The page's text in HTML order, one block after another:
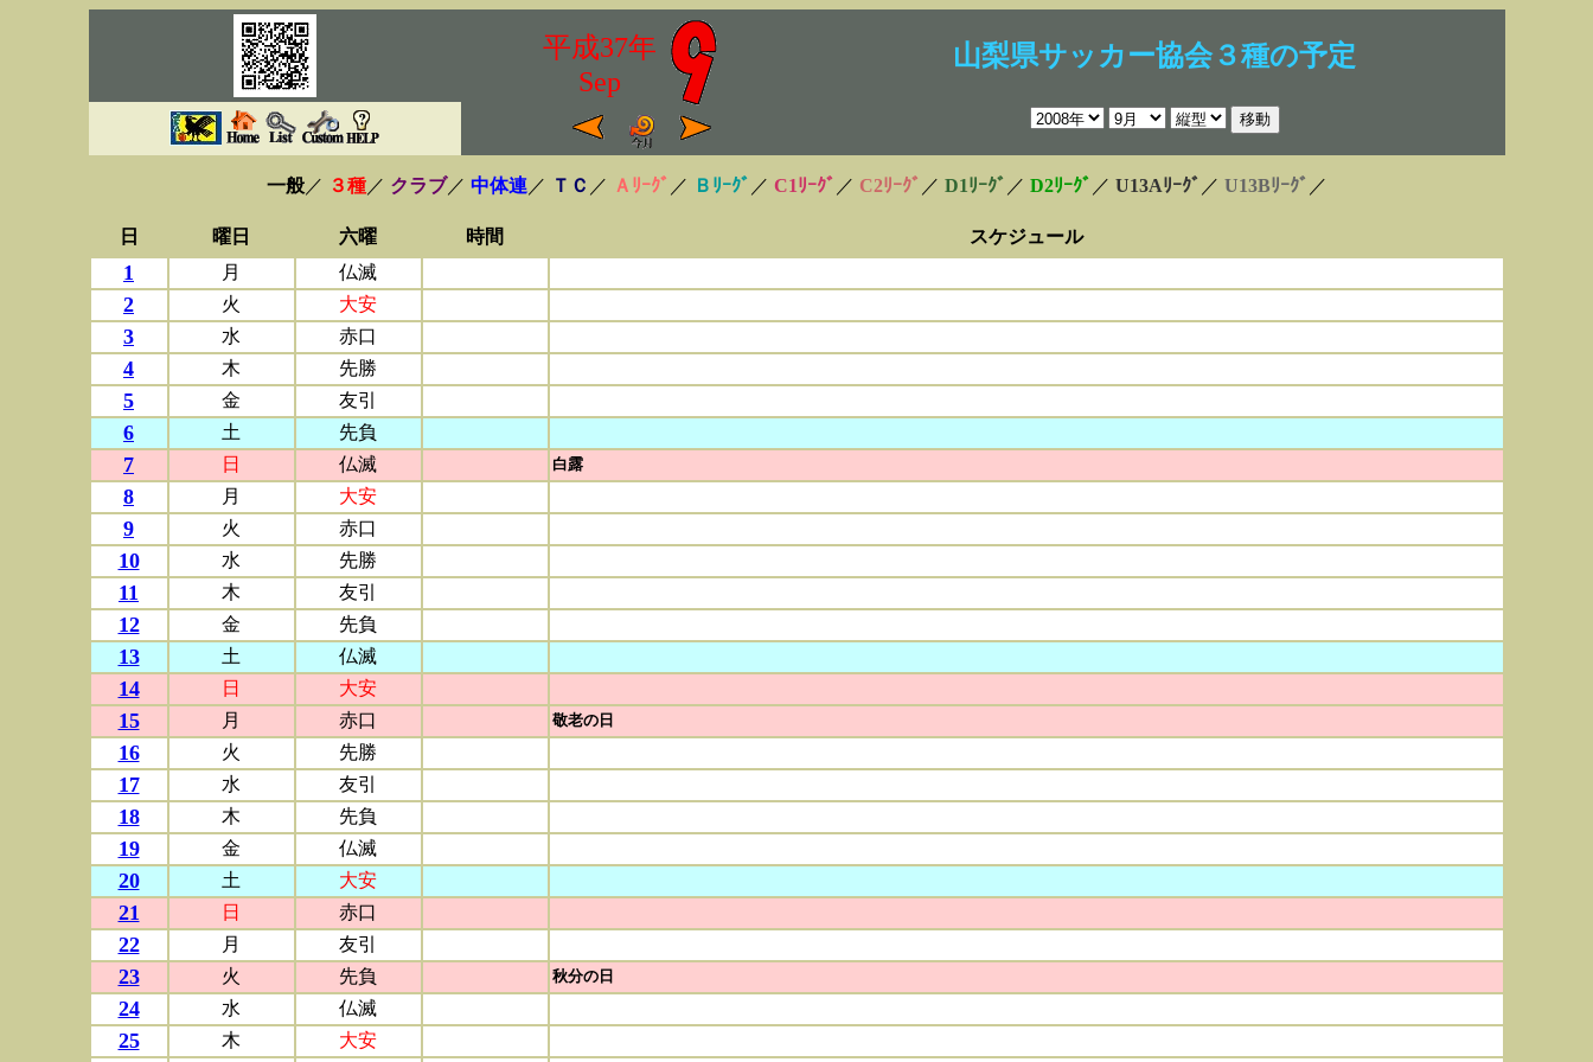
平成37年
Sep
山梨県サッカー協会３種の予定
一般／ ３種／ クラブ／ 中体連／ ＴＣ ／ Ａﾘｰｸﾞ ／ Ｂﾘｰｸﾞ ／ C1ﾘｰｸﾞ ／ C2ﾘｰｸﾞ ／ D1ﾘｰｸﾞ ／ D2ﾘｰｸﾞ ／ U13Aﾘｰｸﾞ ／ U13Bﾘｰｸﾞ ／
日 曜日 六曜 時間 スケジュール
1 月 仏滅
2 火 大安
3 水 赤口
4 木 先勝
5 金 友引
6 土 先負
7 日 仏滅 白露
8 月 大安
9 火 赤口
10 水 先勝
11 木 友引
12 金 先負
13 土 仏滅
14 日 大安
15 月 赤口 敬老の日
16 火 先勝
17 水 友引
18 木 先負
19 金 仏滅
20 土 大安
21 日 赤口
22 月 友引
23 火 先負 秋分の日
24 水 仏滅
25 木 大安